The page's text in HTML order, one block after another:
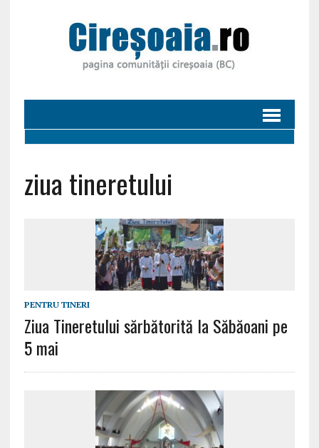
ziua tineretului
PENTRU TINERI
Ziua Tineretului sărbătorită la Săbăoani pe
5 mai